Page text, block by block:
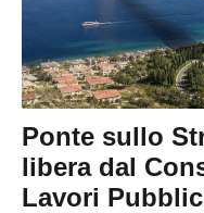
Ponte sullo
libera dal
Lavori